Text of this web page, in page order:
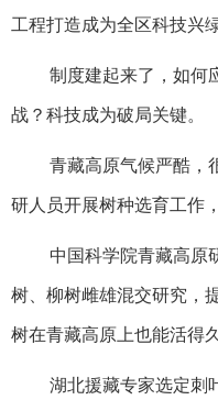
工程打造成为全区科技兴
制度建起来了，如何
战？科技成为破局关键。
青藏高原气候严酷，
研人员开展树种选育工作
中国科学院青藏高原
树、柳树雌雄混交研究，
树在青藏高原上也能活得
湖北援藏专家选定刺